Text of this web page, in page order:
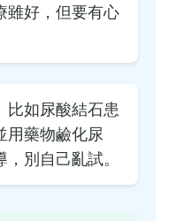
雖好，但要有心
比如尿酸結石患
用藥物鹼化尿
別自己亂試。